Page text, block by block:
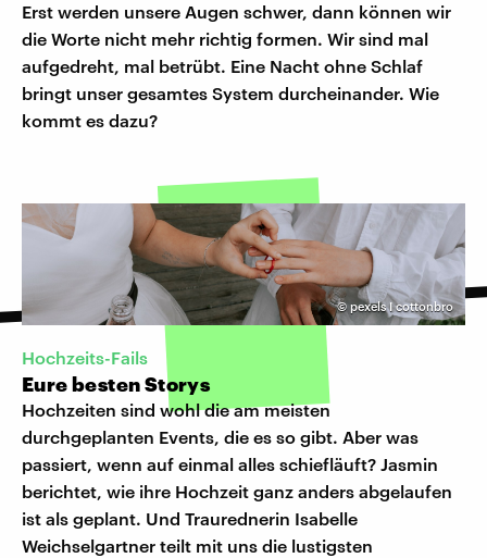
Erst werden unsere Augen schwer, dann können wir
die Worte nicht mehr richtig formen. Wir sind mal
aufgedreht, mal betrübt. Eine Nacht ohne Schlaf
bringt unser gesamtes System durcheinander. Wie
kommt es dazu?
©pexels I cottonbro
Hochzeits-Fails
Eure besten Storys
Hochzeiten sind wohl die am meisten
durchgeplanten Events, die es so gibt. Aber was
passiert, wenn auf einmal alles schiefläuft? Jasmin
berichtet, wie ihre Hochzeit ganz anders abgelaufen
ist als geplant. Und Traurednerin Isabelle
Weichselgartner teilt mit uns die lustigsten